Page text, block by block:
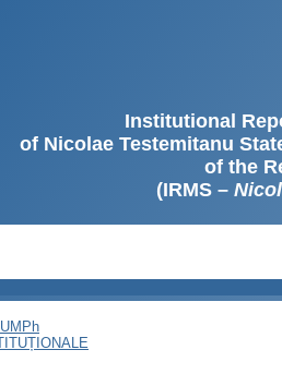
Institutional
of Nicolae Testemitanu
of the
(IRMS –